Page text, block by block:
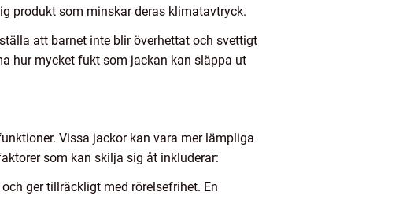
produkt som minskar deras klimatavtryck.
att barnet inte blir överhettat och svettigt
hur mycket fukt som jackan kan släppa ut
Vissa jackor kan vara mer lämpliga
som kan skilja sig åt inkluderar:
ger tillräckligt med rörelsefrihet. En